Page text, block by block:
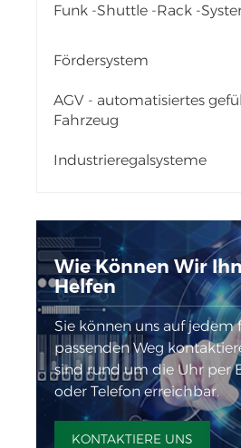
Funk -Shuttle -Rack -
Fördersystem
AGV - automatisiertes
Fahrzeug
Industrieregalsysteme
Wie Können Wir
Helfen
Sie können uns auf jedem
passenden Weg
sind rund um die Uhr per
oder Telefon erreichbar.
KONTAKTIERE UNS